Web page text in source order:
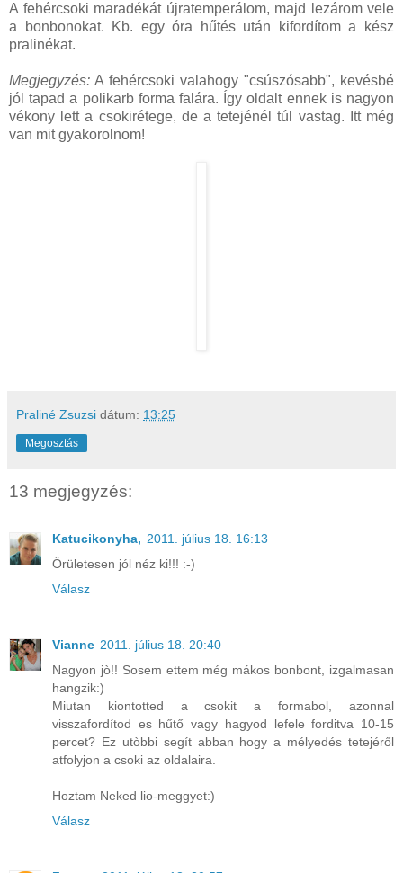
A fehércsoki maradékát újratemperálom, majd lezárom vele
a bonbonokat. Kb. egy óra hűtés után kifordítom a kész
pralinékat.
Megjegyzés: A fehércsoki valahogy "csúszósabb", kevésbé
jól tapad a polikarb forma falára. Így oldalt ennek is nagyon
vékony lett a csokirétege, de a tetejénél túl vastag. Itt még
van mit gyakorolnom!
Praliné Zsuzsi dátum: 13:25
Megosztás
13 megjegyzés:
Katucikonyha, 2011. július 18. 16:13
Őrületesen jól néz ki!!! :-)
Válasz
Vianne 2011. július 18. 20:40
Nagyon jò!! Sosem ettem még mákos bonbont, izgalmasan
hangzik:)
Miutan kiontotted a csokit a formabol, azonnal
visszafordítod es hűtő vagy hagyod lefele forditva 10-15
percet? Ez utòbbi segít abban hogy a mélyedés tetejéről
atfolyjon a csoki az oldalaira.
Hoztam Neked lio-meggyet:)
Válasz